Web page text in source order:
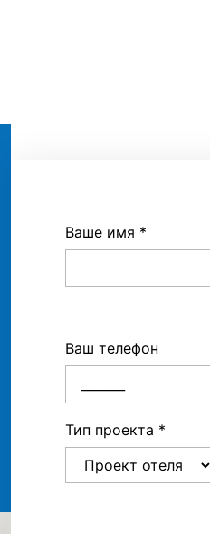
Ваше имя *
Ваш телефон
Тип проекта *